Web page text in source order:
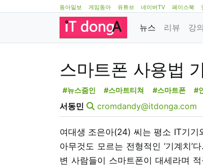
동아일보 게임동아 유튜브 네이버TV 페이스북
뉴스 리뷰 강의
스마트폰 사용법
#뉴스줌인 #스마트티쳐 #스마트폰 #
서동민 cromdandy@itdonga.com
여대생 조은아(24) 씨는 평소 IT기
아무것도 모르는 전형적인 ‘기계치
변 사람들이 스마트폰이 대세라며